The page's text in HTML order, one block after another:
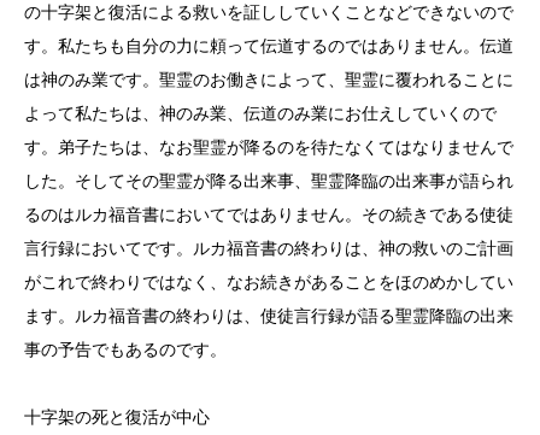
の十字架と復活による救いを証ししていくことなどできないので
す。私たちも自分の力に頼って伝道するのではありません。伝道
は神のみ業です。聖霊のお働きによって、聖霊に覆われることに
よって私たちは、神のみ業、伝道のみ業にお仕えしていくので
す。弟子たちは、なお聖霊が降るのを待たなくてはなりませんで
した。そしてその聖霊が降る出来事、聖霊降臨の出来事が語られ
るのはルカ福音書においてではありません。その続きである使徒
言行録においてです。ルカ福音書の終わりは、神の救いのご計画
がこれで終わりではなく、なお続きがあることをほのめかしてい
ます。ルカ福音書の終わりは、使徒言行録が語る聖霊降臨の出来
事の予告でもあるのです。
十字架の死と復活が中心